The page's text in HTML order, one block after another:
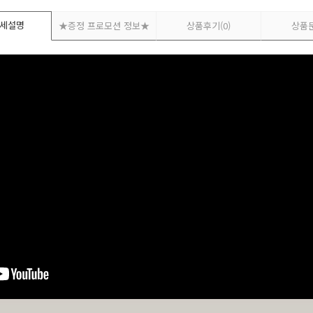
설명 ★증정 프로모션 정보★ 상품후기(0) 상품